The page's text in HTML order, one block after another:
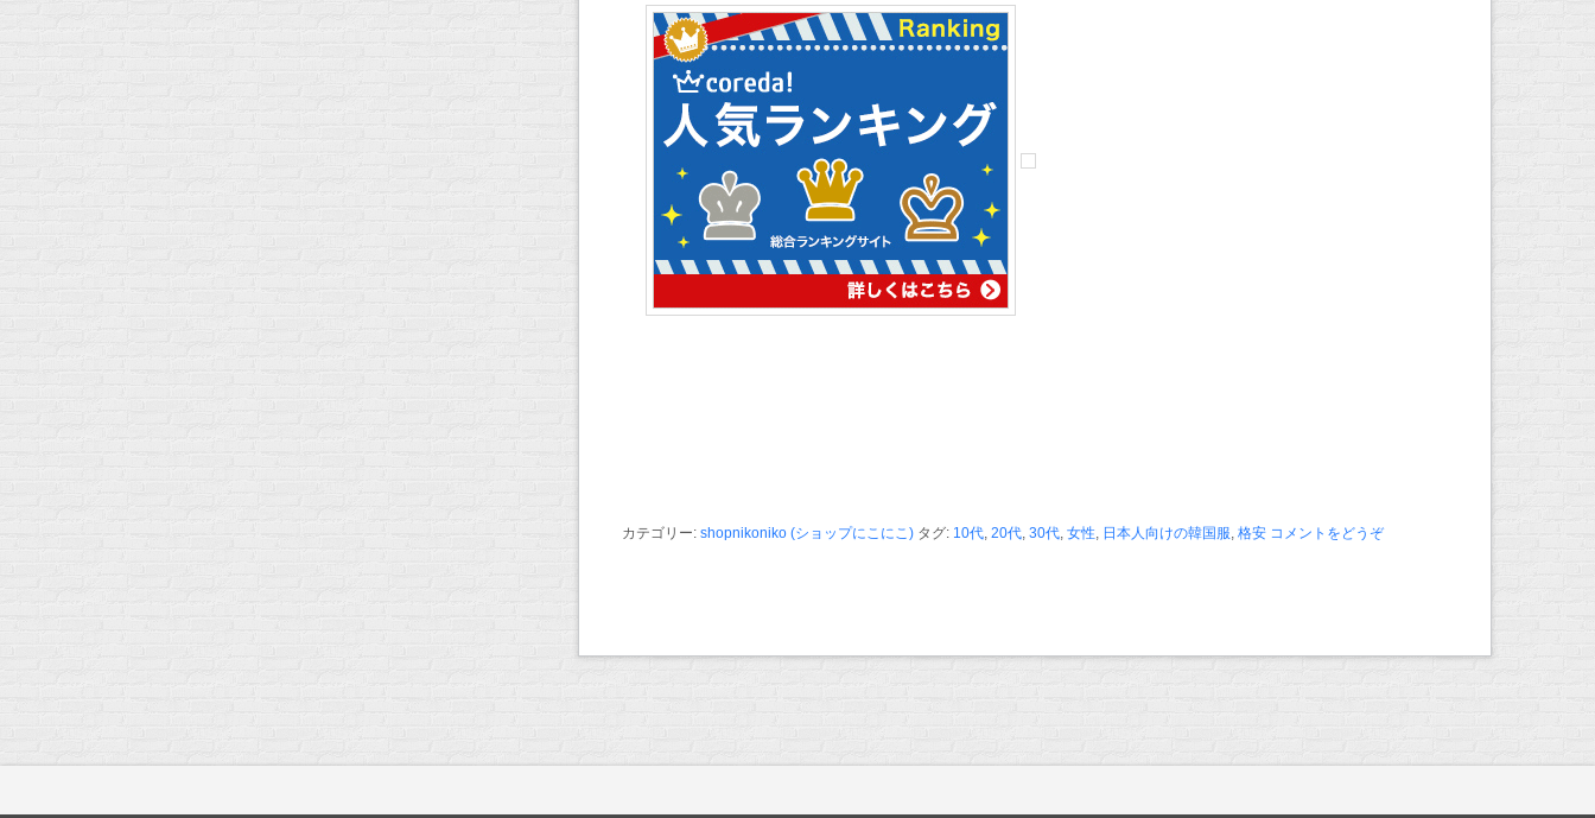
カテゴリー: shopnikoniko (ショップにこにこ) タグ: 10代, 20代, 30代, 女性, 日本人向けの韓国服, 格安 コメントをどうぞ